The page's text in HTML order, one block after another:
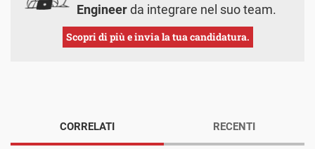
Engineerda integrare nel suo team.
Scopri di più e invia la tua candidatura.
CORRELATI RECENTI